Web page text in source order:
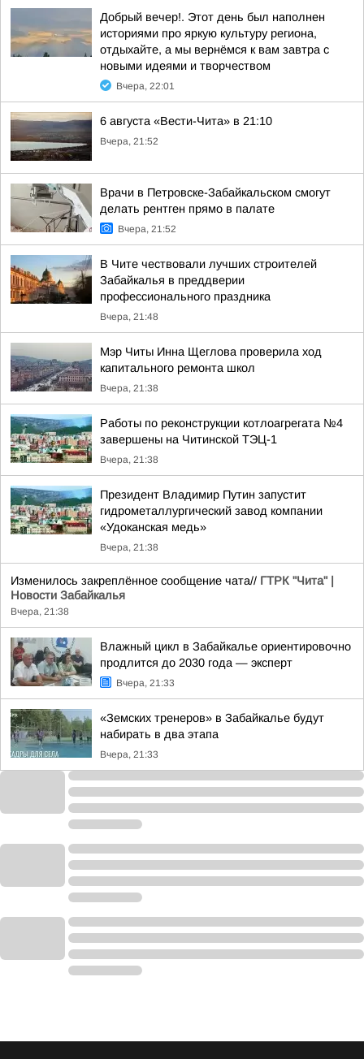
Добрый вечер!. Этот день был наполнен
историями про яркую культуру региона,
отдыхайте, а мы вернёмся к вам завтра с
новыми идеями и творчеством
Вчера, 22:01
6 августа «Вести-Чита» в 21:10
Вчера, 21:52
Врачи в Петровске-Забайкальском смогут
делать рентген прямо в палате
Вчера, 21:52
В Чите чествовали лучших строителей
Забайкалья в преддверии
профессионального праздника
Вчера, 21:48
Мэр Читы Инна Щеглова проверила ход
капитального ремонта школ
Вчера, 21:38
Работы по реконструкции котлоагрегата №4
завершены на Читинской ТЭЦ-1
Вчера, 21:38
Президент Владимир Путин запустит
гидрометаллургический завод компании
«Удоканская медь»
Вчера, 21:38
Изменилось закреплённое сообщение чата// ГТРК "Чита" |
Новости Забайкалья
Вчера, 21:38
Влажный цикл в Забайкалье ориентировочно
продлится до 2030 года — эксперт
Вчера, 21:33
«Земских тренеров» в Забайкалье будут
набирать в два этапа
Вчера, 21:33